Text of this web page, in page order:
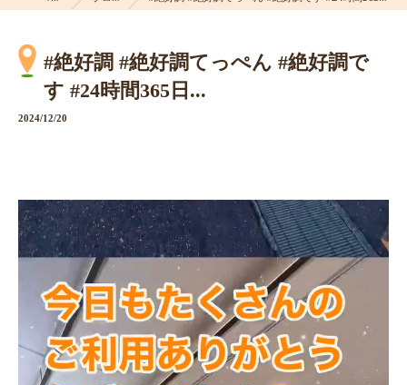
#絶好調 #絶好調てっぺん #絶好調で
す #24時間365日...
2024/12/20